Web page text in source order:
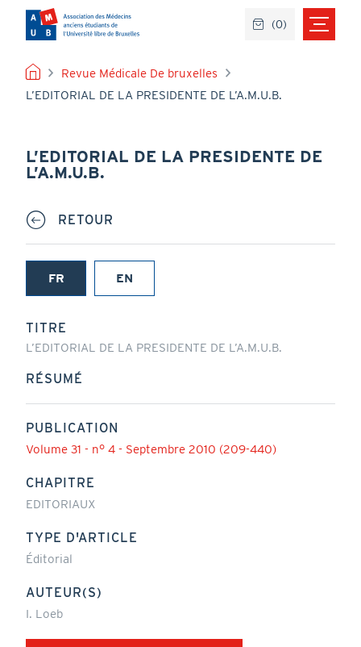
contenu
principal
FIL
D'ARIANE
Revue Médicale De bruxelles
L’EDITORIAL DE LA PRESIDENTE DE L’A.M.U.B.
L’EDITORIAL DE LA PRESIDENTE DE
L’A.M.U.B.
RETOUR
FR
(onglet
EN
TITRE
L’EDITORIAL DE LA PRESIDENTE DE L’A.M.U.B.
RÉSUMÉ
PUBLICATION
Volume 31 - n° 4 - Septembre 2010 (209-440)
CHAPITRE
EDITORIAUX
TYPE D'ARTICLE
Éditorial
AUTEUR(S)
I. Loeb
(0)